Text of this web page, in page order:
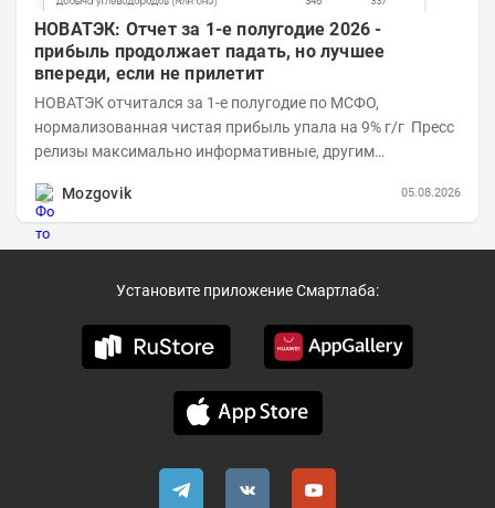
НОВАТЭК: Отчет за 1-е полугодие 2026 -
прибыль продолжает падать, но лучшее
впереди, если не прилетит
НОВАТЭК отчитался за 1-е полугодие по МСФО,
нормализованная чистая прибыль упала на 9% г/г Пресс
релизы максимально информативные, другим
Mozgovik
05.08.2026
Установите приложение Смартлаба: